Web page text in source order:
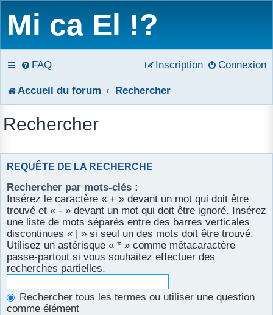
Mi ca El !?
FAQ Connexion
Inscription
Accueil du forum Rechercher
Rechercher
REQUÊTE DE LA RECHERCHE
Rechercher par mots-clés :
Insérez le caractère « + » devant un mot qui doit être
trouvé et « - » devant un mot qui doit être ignoré. Insérez
une liste de mots séparés entre des barres verticales
discontinues « | » si seul un des mots doit être trouvé.
Utilisez un astérisque « * » comme métacaractère
passe-partout si vous souhaitez effectuer des
recherches partielles.
Rechercher tous les termes ou utiliser une question
comme élément